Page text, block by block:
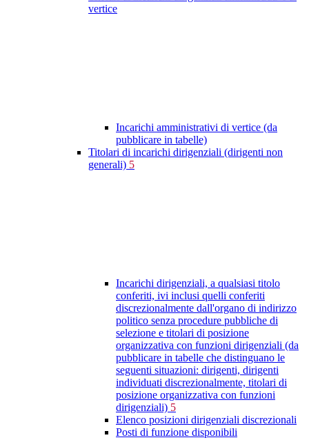
vertice
Incarichi amministrativi di vertice (da
pubblicare in tabelle)
Titolari di incarichi dirigenziali (dirigenti non
generali) 5
Incarichi dirigenziali, a qualsiasi titolo
conferiti, ivi inclusi quelli conferiti
discrezionalmente dall'organo di indirizzo
politico senza procedure pubbliche di
selezione e titolari di posizione
organizzativa con funzioni dirigenziali (da
pubblicare in tabelle che distinguano le
seguenti situazioni: dirigenti, dirigenti
individuati discrezionalmente, titolari di
posizione organizzativa con funzioni
dirigenziali) 5
Elenco posizioni dirigenziali discrezionali
Posti di funzione disponibili